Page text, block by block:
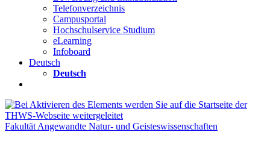
Telefonverzeichnis
Campusportal
Hochschulservice Studium
eLearning
Infoboard
Deutsch
Deutsch
Fakultät Angewandte Natur- und Geisteswissenschaften